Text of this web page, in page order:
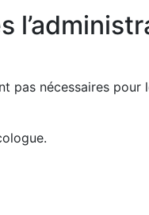
pas nécessaires pour